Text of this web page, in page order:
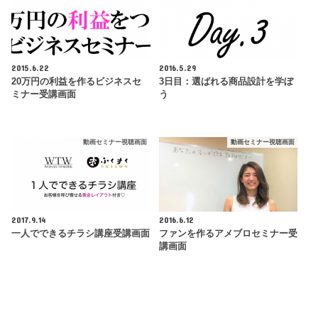
2015.6.22
20万円の利益を作るビジネスセ
ミナー受講画面
2016.5.29
3日目：選ばれる商品設計を学ぼ
う
動画セミナー視聴画面
2017.9.14
一人でできるチラシ講座受講画面
動画セミナー視聴画面
2016.6.12
ファンを作るアメブロセミナー受
講画面